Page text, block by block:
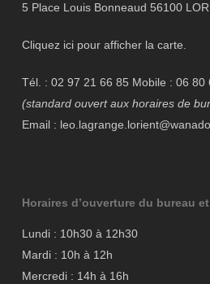
5 Place Louis Bonneaud 56100
Cliquez ici pour afficher la carte.
Tél. : 02 97 21 66 85 Mobile : 06 80
(standard ouvert aux horaires de
Email :
Horaires d’ouverture du bureau
Lundi : 10h30 à 12h30
Mardi : 10h à 12h
Mercredi : 14h à 16h